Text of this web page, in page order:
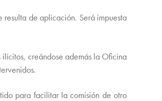
de aplicación. Será impuesta
creándose además la Oficina
para facilitar la comisión de otro